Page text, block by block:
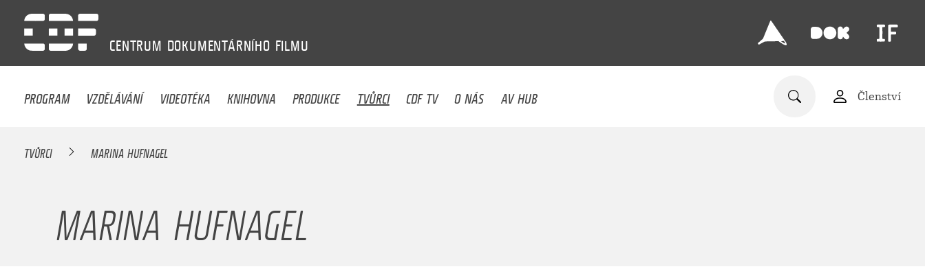
CENTRUM DOKUMENTÁRNÍHO FILMU
PROGRAM VZDĚLÁVÁNÍ VIDEOTÉKA KNIHOVNA PRODUKCE TVŮRCI CDF TV O NÁS AV HUB Členství
TVŮRCI MARINA HUFNAGEL
MARINA HUFNAGEL